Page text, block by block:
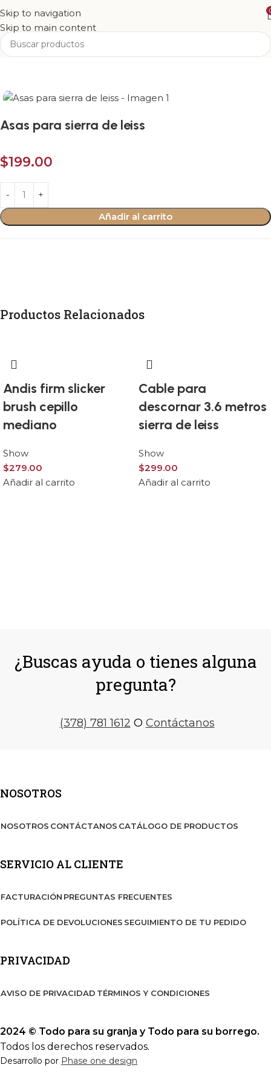
Skip to navigation
Skip to main content
Inicio Tienda
Asas para sierra de leiss
$199.00
Añadir al carrito
Productos Relacionados
Andis firm slicker
brush cepillo
mediano
Show
$279.00
Añadir al carrito
Cable para
descornar 3.6 metros
sierra de leiss
Show
$299.00
Añadir al carrito
¿Buscas ayuda o tienes alguna
pregunta?
(378) 781 1612 O Contáctanos
NOSOTROS
NOSOTROS CONTÁCTANOS CATÁLOGO DE PRODUCTOS
SERVICIO AL CLIENTE
FACTURACIÓN PREGUNTAS FRECUENTES
POLÍTICA DE DEVOLUCIONES SEGUIMIENTO DE TU PEDIDO
PRIVACIDAD
AVISO DE PRIVACIDAD TÉRMINOS Y CONDICIONES
2024 © Todo para su granja y Todo para su borrego.
Todos los derechos reservados.
Desarrollo por Phase one design